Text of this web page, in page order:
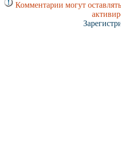
Комментарии могут